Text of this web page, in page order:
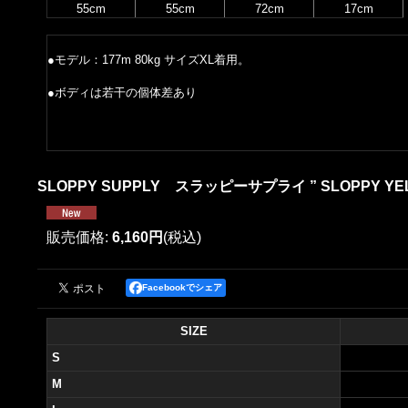
55cm 55cm 72cm 17cm
●モデル：177m 80kg サイズXL着用。
●ボディは若干の個体差あり
SLOPPY SUPPLY スラッピーサプライ ” SLOPPY
販売価格: 6,160円 (税込)
Facebookでシェア
SIZE
S
M